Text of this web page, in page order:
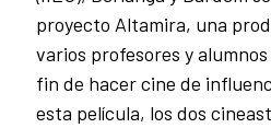
proyecto Altamira, una
varios profesores y
fin de hacer cine de
esta película, los dos